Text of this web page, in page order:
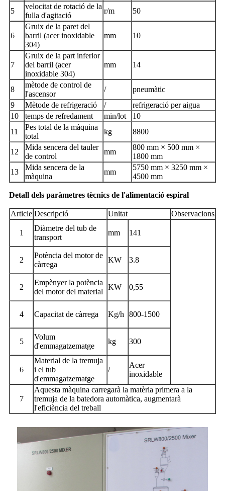
5
velocitat de rotació de la
fulla d'agitació
r/m 50
6
Gruix de la paret del
barril (acer inoxidable
304)
mm 10
7
Gruix de la part inferior
del barril (acer
inoxidable 304)
mm 14
8
mètode de control de
l'ascensor
/
pneumàtic
9
Mètode de refrigeració /
refrigeració per aigua
10
temps de refredament min/lot
10
11
Pes total de la màquina
total
kg 8800
12
Mida sencera del tauler
de control
mm
800 mm × 500 mm ×
1800 mm
13
Mida sencera de la
màquina
mm
5750 mm × 3250 mm ×
4500 mm
Detall dels paràmetres tècnics de l'alimentació espiral
Article Descripció Unitat Observacions
1
Diàmetre del tub de
transport
mm 141
2
Potència del motor de
càrrega
KW 3.8
2
Empènyer la potència
del motor del material
KW 0,55
4 Capacitat de càrrega Kg/h 800-1500
5
Volum
d'emmagatzematge
kg 300
6
Material de la tremuja
i el tub
d'emmagatzematge
/
Acer
inoxidable
7
Aquesta màquina carregarà la matèria primera a la
tremuja de la batedora automàtica, augmentarà
l'eficiència del treball